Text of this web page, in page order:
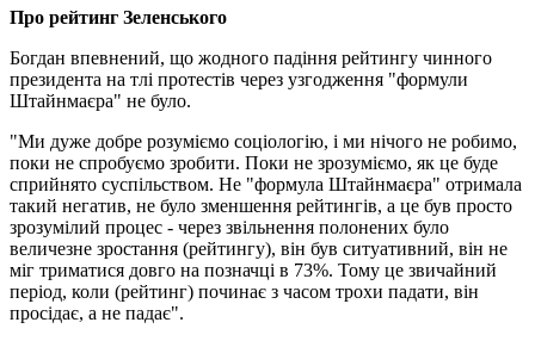
Про рейтинг Зеленського
Богдан впевнений, що жодного падіння рейтингу чинного
президента на тлі протестів через узгодження "формули
Штайнмаєра" не було.
"Ми дуже добре розуміємо соціологію, і ми нічого не робимо,
поки не спробуємо зробити. Поки не зрозуміємо, як це буде
сприйнято суспільством. Не "формула Штайнмаєра" отримала
такий негатив, не було зменшення рейтингів, а це був просто
зрозумілий процес - через звільнення полонених було
величезне зростання (рейтингу), він був ситуативний, він не
міг триматися довго на позначці в 73%. Тому це звичайний
період, коли (рейтинг) починає з часом трохи падати, він
просідає, а не падає".